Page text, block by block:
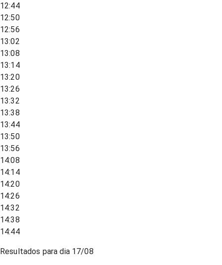
12:44
12:50
12:56
13:02
13:08
13:14
13:20
13:26
13:32
13:38
13:44
13:50
13:56
14:08
14:14
14:20
14:26
14:32
14:38
14:44
Resultados para dia 17/08